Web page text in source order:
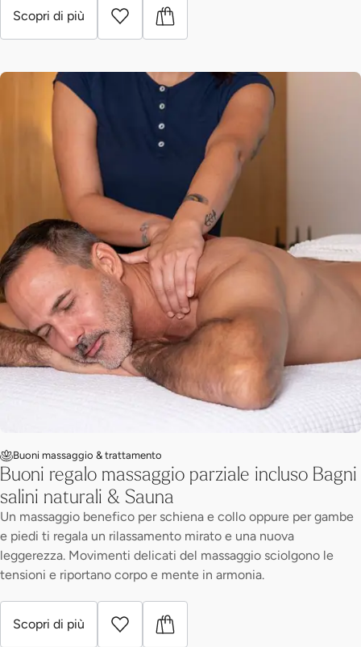
Scopri di più
Buoni massaggio & trattamento
Buoni regalo massaggio parziale incluso Bagni
salini naturali & Sauna
Un massaggio benefico per schiena e collo oppure per gambe
e piedi ti regala un rilassamento mirato e una nuova
leggerezza. Movimenti delicati del massaggio sciolgono le
tensioni e riportano corpo e mente in armonia.
Scopri di più